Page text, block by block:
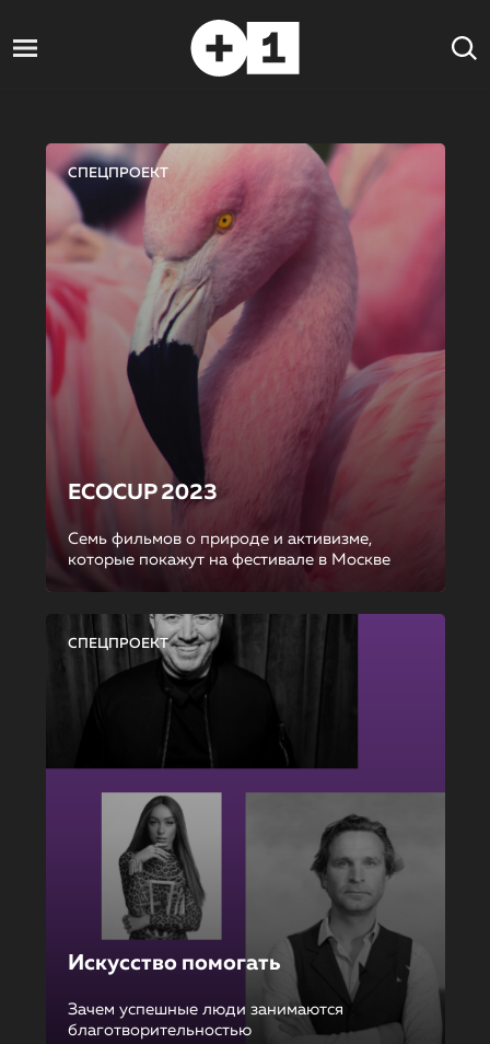
СПЕЦПРОЕКТ
ECOCUP 2023
Семь фильмов о природе и активизме,
которые покажут на фестивале в Москве
СПЕЦПРОЕКТ
Искусство помогать
Зачем успешные люди занимаются
благотворительностью